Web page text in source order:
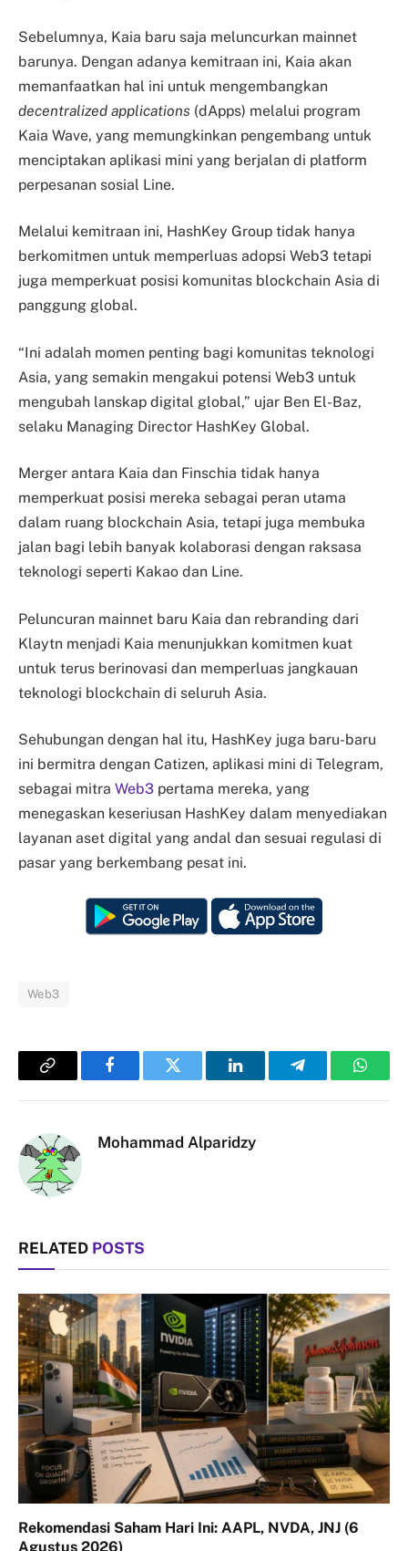
Sebelumnya, Kaia baru saja meluncurkan mainnet
barunya. Dengan adanya kemitraan ini, Kaia akan
memanfaatkan hal ini untuk mengembangkan
decentralized applications (dApps) melalui program
Kaia Wave, yang memungkinkan pengembang untuk
menciptakan aplikasi mini yang berjalan di platform
perpesanan sosial Line.
Melalui kemitraan ini, HashKey Group tidak hanya
berkomitmen untuk memperluas adopsi Web3 tetapi
juga memperkuat posisi komunitas blockchain Asia di
panggung global.
“Ini adalah momen penting bagi komunitas teknologi
Asia, yang semakin mengakui potensi Web3 untuk
mengubah lanskap digital global,” ujar Ben El-Baz,
selaku Managing Director HashKey Global.
Merger antara Kaia dan Finschia tidak hanya
memperkuat posisi mereka sebagai peran utama
dalam ruang blockchain Asia, tetapi juga membuka
jalan bagi lebih banyak kolaborasi dengan raksasa
teknologi seperti Kakao dan Line.
Peluncuran mainnet baru Kaia dan rebranding dari
Klaytn menjadi Kaia menunjukkan komitmen kuat
untuk terus berinovasi dan memperluas jangkauan
teknologi blockchain di seluruh Asia.
Sehubungan dengan hal itu, HashKey juga baru-baru
ini bermitra dengan Catizen, aplikasi mini di Telegram,
sebagai mitra Web3 pertama mereka, yang
menegaskan keseriusan HashKey dalam menyediakan
layanan aset digital yang andal dan sesuai regulasi di
pasar yang berkembang pesat ini.
Web3
Copy
FacebookTwitter LinkedInTelegram
Mohammad Alparidzy
RELATED POSTS
Rekomendasi Saham Hari Ini: AAPL, NVDA, JNJ (6
Agustus 2026)